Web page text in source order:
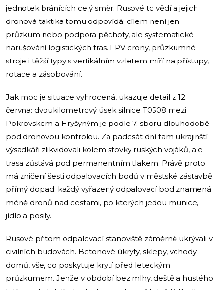
jednotek bránících celý směr. Rusové to vědí a jejich
dronová taktika tomu odpovídá: cílem není jen
průzkum nebo podpora pěchoty, ale systematické
narušování logistických tras. FPV drony, průzkumné
stroje i těžší typy s vertikálním vzletem míří na přístupy,
rotace a zásobování.
Jak moc je situace vyhrocená, ukazuje detail z 12.
června: dvoukilometrový úsek silnice T0508 mezi
Pokrovskem a Hryšyným je podle 7. sboru dlouhodobě
pod dronovou kontrolou. Za padesát dní tam ukrajinští
výsadkáři zlikvidovali kolem stovky ruských vojáků, ale
trasa zůstává pod permanentním tlakem. Právě proto
má zničení šesti odpalovacích bodů v městské zástavbě
přímý dopad: každý vyřazený odpalovací bod znamená
méně dronů nad cestami, po kterých jedou munice,
jídlo a posily.
Rusové přitom odpalovací stanoviště záměrně ukrývali v
civilních budovách. Betonové úkryty, sklepy, vchody
domů, vše, co poskytuje krytí před leteckým
průzkumem. Jenže v období bez mlhy, deště a hustého